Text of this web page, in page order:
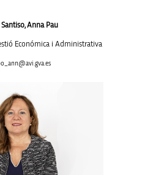
Santiso, Anna Pau
Económica i Administrativa